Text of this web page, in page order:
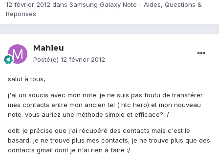
12 février 2012 dans Samsung Galaxy Note - Aides, Questions &
Réponses
Mahieu
Posté(e) 12 février 2012
salut à tous,
j'ai un soucis avec mon note: je ne suis pas foutu de transférer
mes contacts entre mon ancien tel ( htc hero) et mon nouveau
note. vous auriez une méthode simple et efficace? :/
edit: je précise que j'ai récupéré des contacts mais c'est le
basard, je ne trouve plus mes contacts, je ne trouve plus que des
contacts gmail dont je n'ai rien à faire :/